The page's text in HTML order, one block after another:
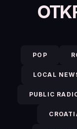
POP
LOCAL
PUBLIC